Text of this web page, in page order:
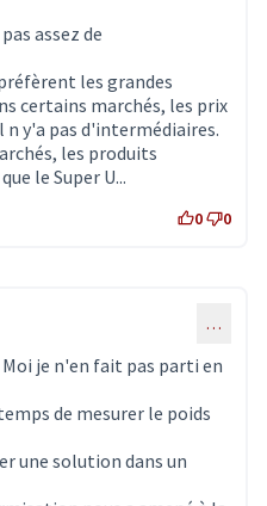
assez de
les grandes
certains marchés, les prix
y'a pas d'intermédiaires.
les produits
le Super U...
0 0
…
je n'en fait pas parti en
de mesurer le poids
une solution dans un